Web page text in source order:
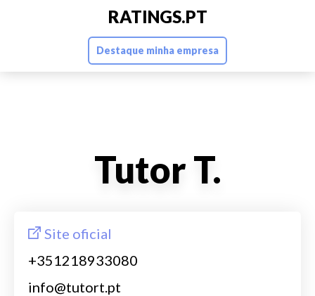
RATINGS.PT
Destaque minha empresa
Tutor T.
Site oficial
+351218933080
info@tutort.pt